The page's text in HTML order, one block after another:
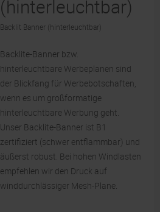
(hinterleuchtbar)
Backlit Banner (hinterleuchtbar)
Backlite-Banner bzw.
hinterleuchtbare Werbeplanen sind
der Blickfang für Werbebotschaften,
wenn es um großformatige
hinterleuchtbare Werbung geht.
Unser Backlite-Banner ist B1
zertifiziert (schwer entflammbar) und
äußerst robust. Bei hohen Windlasten
empfehlen wir den Druck auf
winddurchlässiger Mesh-Plane.